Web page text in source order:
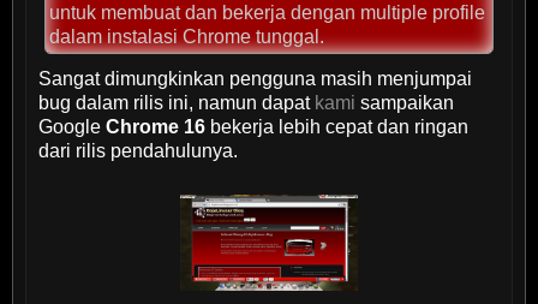
untuk membuat dan bekerja dengan multiple profile
dalam instalasi Chrome tunggal.
Sangat dimungkinkan pengguna masih menjumpai
bug dalam rilis ini, namun dapat kami sampaikan
GoogleChrome 16 bekerja lebih cepat dan ringan
dari rilis pendahulunya.